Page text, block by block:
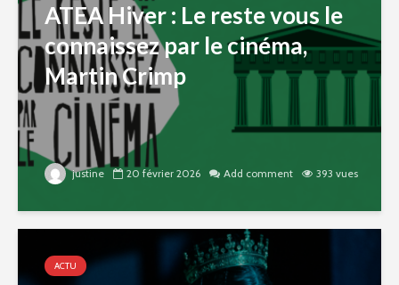
ATEA Hiver : Le reste vous le
connaissez par le cinéma,
Martin Crimp
justine 20 février 2026 Add comment 393 vues
ACTU